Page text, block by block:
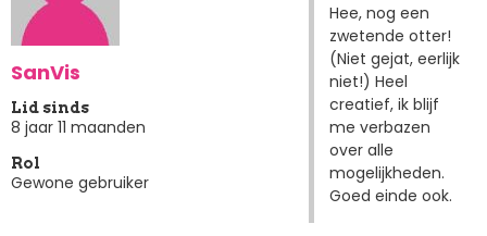
SanVis
Lid sinds
8 jaar 11 maanden
Rol
Gewone gebruiker
Hee, nog een
zwetende otter!
(Niet gejat, eerlijk
niet!) Heel
creatief, ik blijf
me verbazen
over alle
mogelijkheden.
Goed einde ook.